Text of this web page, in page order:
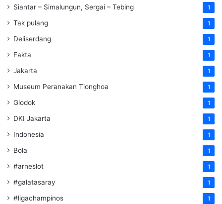
Siantar – Simalungun, Sergai – Tebing 1
Tak pulang 1
Deliserdang 1
Fakta 1
Jakarta 1
Museum Peranakan Tionghoa 1
Glodok 1
DKI Jakarta 1
Indonesia 1
Bola 1
#arneslot 1
#galatasaray 1
#ligachampinos 1